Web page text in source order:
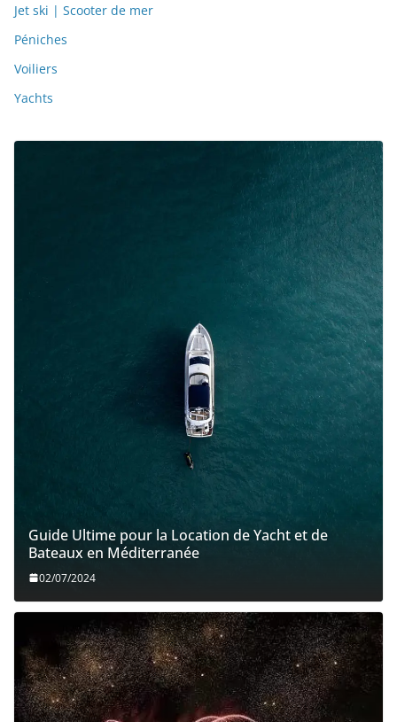
Jet ski | Scooter de mer
Péniches
Voiliers
Yachts
Guide Ultime pour la Location de Yacht et de
Bateaux en Méditerranée
02/07/2024